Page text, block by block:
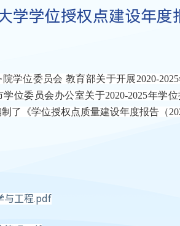
学学位授权点建设年度
学位委员会 教育部关于开展2020-2025
学位委员会办公室关于2020-2025年学
了《学位授权点质量建设年度报告（
与工程.pdf